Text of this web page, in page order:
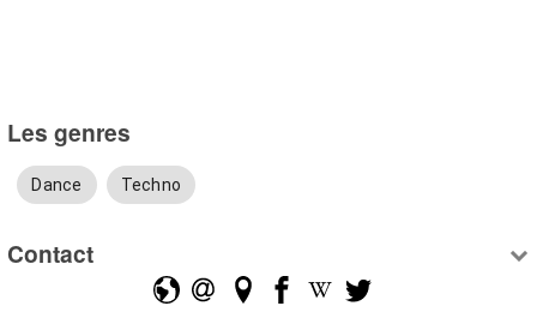
Les genres
Dance Techno
Contact